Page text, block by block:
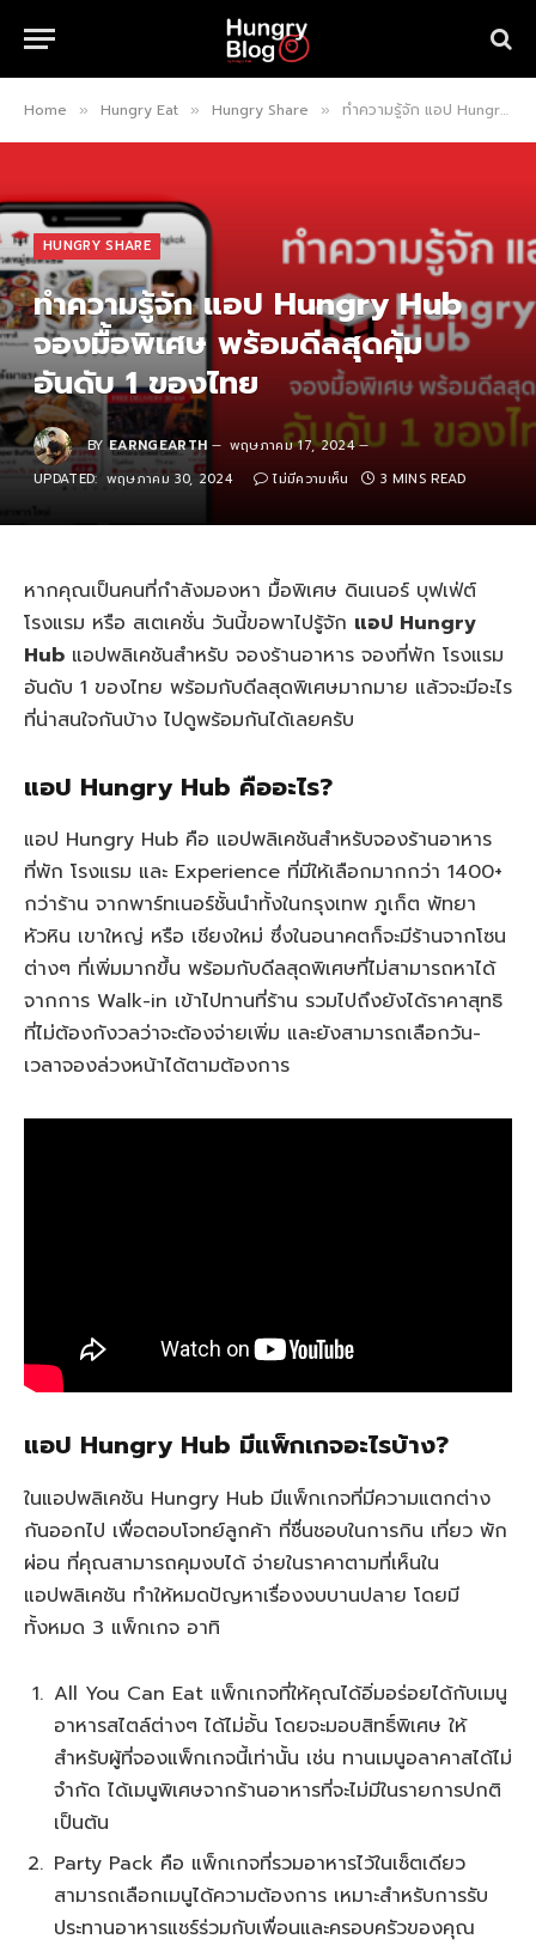
Home » Hungry Eat » Hungry Share » ทำความรู้จัก แอป Hungry Hub จองมื้อพิเศษ พร้อมดีลสุดคุ้ม อันดับ 1 ของไทย
HUNGRY SHARE
ทำความรู้จัก แอป Hungry Hub
จองมื้อพิเศษ พร้อมดีลสุดคุ้ม
อันดับ 1 ของไทย
BY EARNGEARTH
พฤษภาคม 17, 2024
UPDATED: พฤษภาคม 30, 2024 ไม่มีความเห็น 3 MINS READ
หากคุณเป็นคนที่กำลังมองหา มื้อพิเศษ ดินเนอร์ บุฟเฟ่ต์
โรงแรม หรือ สเตเคชั่น วันนี้ขอพาไปรู้จัก แอป Hungry
Hub แอปพลิเคชันสำหรับ จองร้านอาหาร จองที่พัก โรงแรม
อันดับ 1 ของไทย พร้อมกับดีลสุดพิเศษมากมาย แล้วจะมีอะไร
ที่น่าสนใจกันบ้าง ไปดูพร้อมกันได้เลยครับ
แอป Hungry Hub คืออะไร?
แอป Hungry Hub คือ แอปพลิเคชันสำหรับจองร้านอาหาร
ที่พัก โรงแรม และ Experience ที่มีให้เลือกมากกว่า 1400+
กว่าร้าน จากพาร์ทเนอร์ชั้นนำทั้งในกรุงเทพ ภูเก็ต พัทยา
หัวหิน เขาใหญ่ หรือ เชียงใหม่ ซึ่งในอนาคตก็จะมีร้านจากโซน
ต่างๆ ที่เพิ่มมากขึ้น พร้อมกับดีลสุดพิเศษที่ไม่สามารถหาได้
จากการ Walk-in เข้าไปทานที่ร้าน รวมไปถึงยังได้ราคาสุทธิ
ที่ไม่ต้องกังวลว่าจะต้องจ่ายเพิ่ม และยังสามารถเลือกวัน-
เวลาจองล่วงหน้าได้ตามต้องการ
แอป Hungry Hub มีแพ็กเกจอะไรบ้าง?
ในแอปพลิเคชัน Hungry Hub มีแพ็กเกจที่มีความแตกต่าง
กันออกไป เพื่อตอบโจทย์ลูกค้า ที่ชื่นชอบในการกิน เที่ยว พัก
ผ่อน ที่คุณสามารถคุมงบได้ จ่ายในราคาตามที่เห็นใน
แอปพลิเคชัน ทำให้หมดปัญหาเรื่องงบบานปลาย โดยมี
ทั้งหมด 3 แพ็กเกจ อาทิ
All You Can Eat แพ็กเกจที่ให้คุณได้อิ่มอร่อยได้กับเมนู
อาหารสไตล์ต่างๆ ได้ไม่อั้น โดยจะมอบสิทธิ์พิเศษ ให้
สำหรับผู้ที่จองแพ็กเกจนี้เท่านั้น เช่น ทานเมนูอลาคาสได้ไม่
จำกัด ได้เมนูพิเศษจากร้านอาหารที่จะไม่มีในรายการปกติ
เป็นต้น
Party Pack คือ แพ็กเกจที่รวมอาหารไว้ในเซ็ตเดียว
สามารถเลือกเมนูได้ความต้องการ เหมาะสำหรับการรับ
ประทานอาหารแชร์ร่วมกับเพื่อนและครอบครัวของคุณ